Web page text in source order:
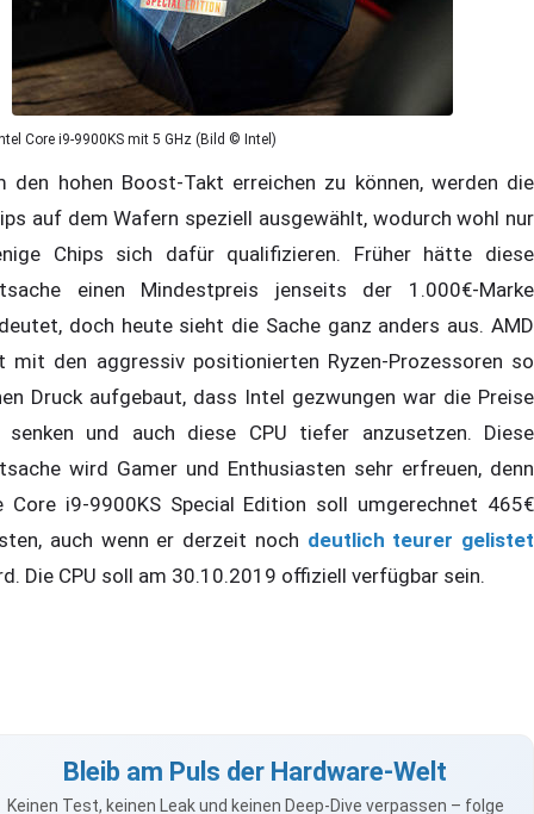
Core i9-9900KS mit 5 GHz (Bild © Intel)
den hohen Boost-Takt erreichen zu können, werden die
auf dem Wafern speziell ausgewählt, wodurch wohl nur
Chips sich dafür qualifizieren. Früher hätte diese
einen Mindestpreis jenseits der 1.000€-Marke
doch heute sieht die Sache ganz anders aus. AMD
mit den aggressiv positionierten Ryzen-Prozessoren so
Druck aufgebaut, dass Intel gezwungen war die Preise
senken und auch diese CPU tiefer anzusetzen. Diese
wird Gamer und Enthusiasten sehr erfreuen, denn
Core i9-9900KS Special Edition soll umgerechnet 465€
auch wenn er derzeit noch deutlich teurer gelistet
Die CPU soll am 30.10.2019 offiziell verfügbar sein.
Bleib am Puls der Hardware-Welt
Keinen Test, keinen Leak und keinen Deep-Dive verpassen – folge